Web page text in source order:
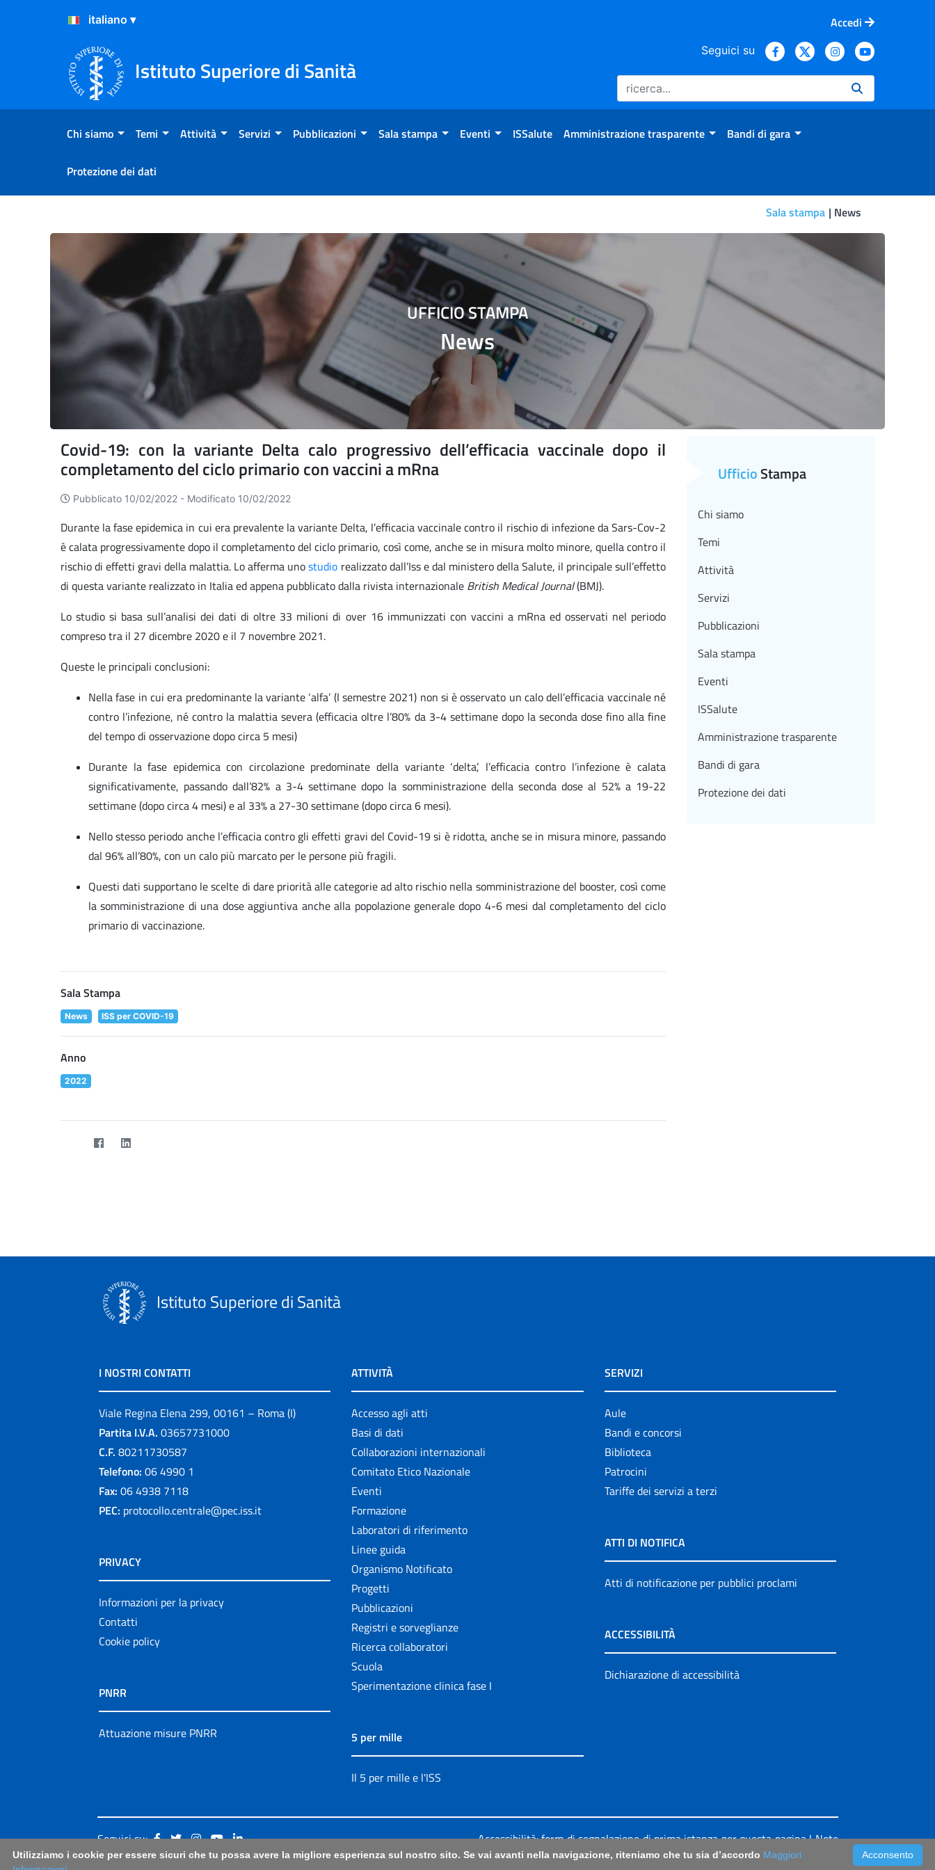
Salta al Contenuto
Salta al Footer
Accedi
Istituto Superiore di Sanità
Seguici su
Chi siamo Temi Attività Servizi Pubblicazioni Sala stampa Eventi ISSalute Amministrazione trasparente Bandi di gara
Protezione dei dati
Sala stampa News
Covid-19: con la variante Delta calo progressivo dell’efficacia vaccinale dopo il
UFFICIO STAMPA
News
Covid-19: con la variante Delta calo progressivo dell’efficacia vaccinale dopo il
completamento del ciclo primario con vaccini a mRna
Pubblicato 10/02/2022 - Modificato 10/02/2022
Durante la fase epidemica in cui era prevalente la variante Delta, l’efficacia vaccinale contro il rischio di infezione da Sars-Cov-2
è calata progressivamente dopo il completamento del ciclo primario, così come, anche se in misura molto minore, quella contro il
rischio di effetti gravi della malattia. Lo afferma unostudio realizzato dall’Iss e dal ministero della Salute, il principale sull’effetto
di questa variante realizzato in Italia ed appena pubblicato dalla rivista internazionale British Medical Journal(BMJ).
Lo studio si basa sull’analisi dei dati di oltre 33 milioni di over 16 immunizzati con vaccini a mRna ed osservati nel periodo
compreso tra il 27 dicembre 2020 e il 7 novembre 2021.
Queste le principali conclusioni:
Nella fase in cui era predominante la variante ‘alfa’ (I semestre 2021) non si è osservato un calo dell’efficacia vaccinale né
contro l’infezione, né contro la malattia severa (efficacia oltre l’80% da 3-4 settimane dopo la seconda dose fino alla fine
del tempo di osservazione dopo circa 5 mesi)
Durante la fase epidemica con circolazione predominate della variante ‘delta’, l’efficacia contro l’infezione è calata
significativamente, passando dall’82% a 3-4 settimane dopo la somministrazione della seconda dose al 52% a 19-22
settimane (dopo circa 4 mesi) e al 33% a 27-30 settimane (dopo circa 6 mesi).
Nello stesso periodo anche l’efficacia contro gli effetti gravi del Covid-19 si è ridotta, anche se in misura minore, passando
dal 96% all’80%, con un calo più marcato per le persone più fragili.
Questi dati supportano le scelte di dare priorità alle categorie ad alto rischio nella somministrazione del booster, così come
la somministrazione di una dose aggiuntiva anche alla popolazione generale dopo 4-6 mesi dal completamento del ciclo
primario di vaccinazione.
Sala Stampa
News ISS per COVID-19
Anno
2022
UfficioStampa
Chi siamo
Temi
Attività
Servizi
Pubblicazioni
Sala stampa
Eventi
ISSalute
Amministrazione trasparente
Bandi di gara
Protezione dei dati
Istituto Superiore di Sanità
I NOSTRI CONTATTI
Viale Regina Elena 299, 00161 – Roma (I)
Partita I.V.A. 03657731000
C.F. 80211730587
Telefono: 06 4990 1
Fax: 06 4938 7118
PEC: protocollo.centrale@pec.iss.it
PRIVACY
Informazioni per la privacy
Contatti
Cookie policy
PNRR
Attuazione misure PNRR
ATTIVITÀ
Accesso agli atti
Basi di dati
Collaborazioni internazionali
Comitato Etico Nazionale
Eventi
Formazione
Laboratori di riferimento
Linee guida
Organismo Notificato
Progetti
Pubblicazioni
Registri e sorveglianze
Ricerca collaboratori
Scuola
Sperimentazione clinica fase I
5 per mille
Il 5 per mille e l'ISS
SERVIZI
Aule
Bandi e concorsi
Biblioteca
Patrocini
Tariffe dei servizi a terzi
ATTI DI NOTIFICA
Atti di notificazione per pubblici proclami
ACCESSIBILITÀ
Dichiarazione di accessibilità
Seguici su: Accessibilità: form di segnalazione di prima istanza per questa pagina|Note
Legali|Sitemap Acconsento
Utilizziamo i cookie per essere sicuri che tu possa avere la migliore esperienza sul nostro sito. Se vai avanti nella navigazione, riteniamo che tu sia d’accordo Maggiori